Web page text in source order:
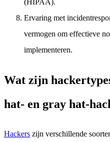
Ervaring met
vermogen om effectieve
implementeren.
Wat zijn
hat- en gray hat-
Hackers zijn verschillende